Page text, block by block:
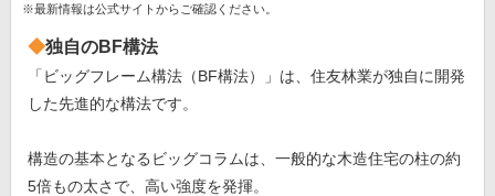
※最新情報は公式サイトからご確認ください。
独自のBF構法
「ビッグフレーム構法（BF構法）」は、住友林業が独自に開発
した先進的な構法です。
構造の基本となるビッグコラムは、一般的な木造住宅の柱の約
5倍もの太さで、高い強度を発揮。